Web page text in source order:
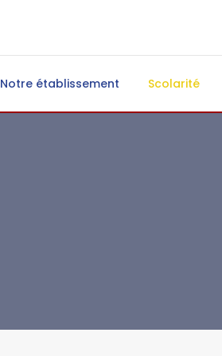
Notre établissement Scolarité